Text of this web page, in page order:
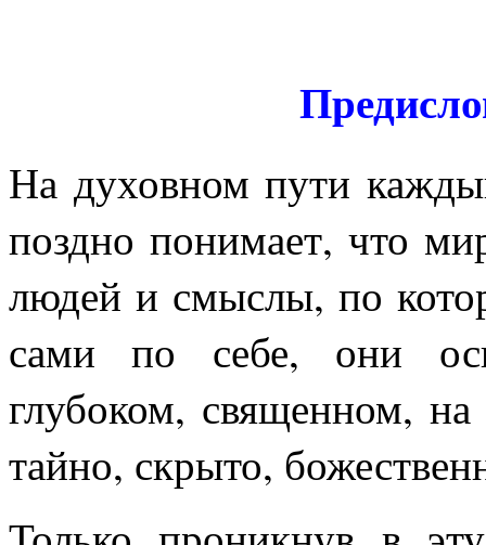
На духовном пути
поздно понимает, что
людей и смыслы, по
сами по себе, они
глубоком, священном,
тайно, скрыто,